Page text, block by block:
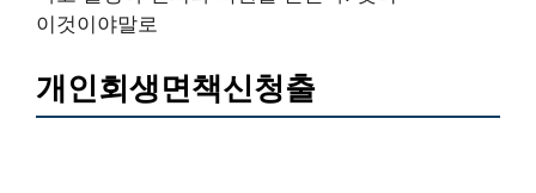
이것이야말로
개인회생면책신청출